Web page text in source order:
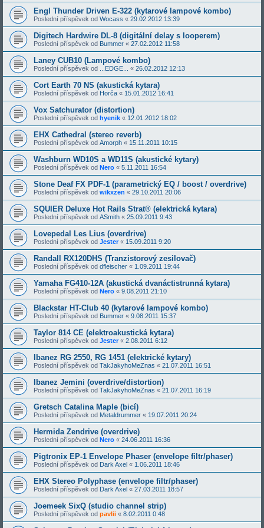
Engl Thunder Driven E-322 (kytarové lampové kombo)
Poslední příspěvek od Wocass « 29.02.2012 13:39
Digitech Hardwire DL-8 (digitální delay s looperem)
Poslední příspěvek od Bummer « 27.02.2012 11:58
Laney CUB10 (Lampové kombo)
Poslední příspěvek od ...EDGE... « 26.02.2012 12:13
Cort Earth 70 NS (akustická kytara)
Poslední příspěvek od Horča « 15.01.2012 16:41
Vox Satchurator (distortion)
Poslední příspěvek od hyenik « 12.01.2012 18:02
EHX Cathedral (stereo reverb)
Poslední příspěvek od Amorph « 15.11.2011 10:15
Washburn WD10S a WD11S (akustické kytary)
Poslední příspěvek od Nero « 5.11.2011 16:54
Stone Deaf FX PDF-1 (parametrický EQ / boost / overdrive)
Poslední příspěvek od wikxzen « 29.10.2011 20:06
SQUIER Deluxe Hot Rails Strat® (elektrická kytara)
Poslední příspěvek od ASmith « 25.09.2011 9:43
Lovepedal Les Lius (overdrive)
Poslední příspěvek od Jester« 15.09.2011 9:20
Randall RX120DHS (Tranzistorový zesilovač)
Poslední příspěvek od dfleischer « 1.09.2011 19:44
Yamaha FG410-12A (akustická dvanáctistrunná kytara)
Poslední příspěvek od Nero « 9.08.2011 21:10
Blackstar HT-Club 40 (kytarové lampové kombo)
Poslední příspěvek od Bummer « 9.08.2011 15:37
Taylor 814 CE (elektroakustická kytara)
Poslední příspěvek od Jester« 2.08.2011 6:12
Ibanez RG 2550, RG 1451 (elektrické kytary)
Poslední příspěvek od TakJakyhoMeZnas « 21.07.2011 16:51
Ibanez Jemini (overdrive/distortion)
Poslední příspěvek od TakJakyhoMeZnas « 21.07.2011 16:19
Gretsch Catalina Maple (bicí)
Poslední příspěvek od Metaldrummer « 19.07.2011 20:24
Hermida Zendrive (overdrive)
Poslední příspěvek od Nero « 24.06.2011 16:36
Pigtronix EP-1 Envelope Phaser (envelope filtr/phaser)
Poslední příspěvek od Dark Axel « 1.06.2011 18:46
EHX Stereo Polyphase (envelope filtr/phaser)
Poslední příspěvek od Dark Axel « 27.03.2011 18:57
Joemeek SixQ (studio channel strip)
Poslední příspěvek od pavlii « 8.02.2011 0:48